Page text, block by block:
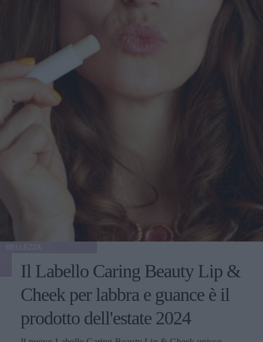
Il Labello Caring Beauty Lip &
Cheek per labbra e guance è il
prodotto dell'estate 2024